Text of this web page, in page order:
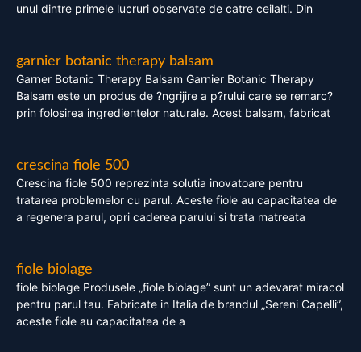
unul dintre primele lucruri observate de catre ceilalti. Din
garnier botanic therapy balsam
Garner Botanic Therapy Balsam Garnier Botanic Therapy
Balsam este un produs de ?ngrijire a p?rului care se remarc?
prin folosirea ingredientelor naturale. Acest balsam, fabricat
crescina fiole 500
Crescina fiole 500 reprezinta solutia inovatoare pentru
tratarea problemelor cu parul. Aceste fiole au capacitatea de
a regenera parul, opri caderea parului si trata matreata
fiole biolage
fiole biolage Produsele „fiole biolage” sunt un adevarat miracol
pentru parul tau. Fabricate in Italia de brandul „Sereni Capelli”,
aceste fiole au capacitatea de a